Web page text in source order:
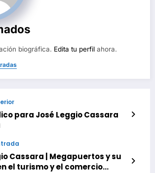
biográfica. Edita tu perfil ahora.
para José Leggio Cassara
Cassara | Megapuertos y su
el turismo y el comercio